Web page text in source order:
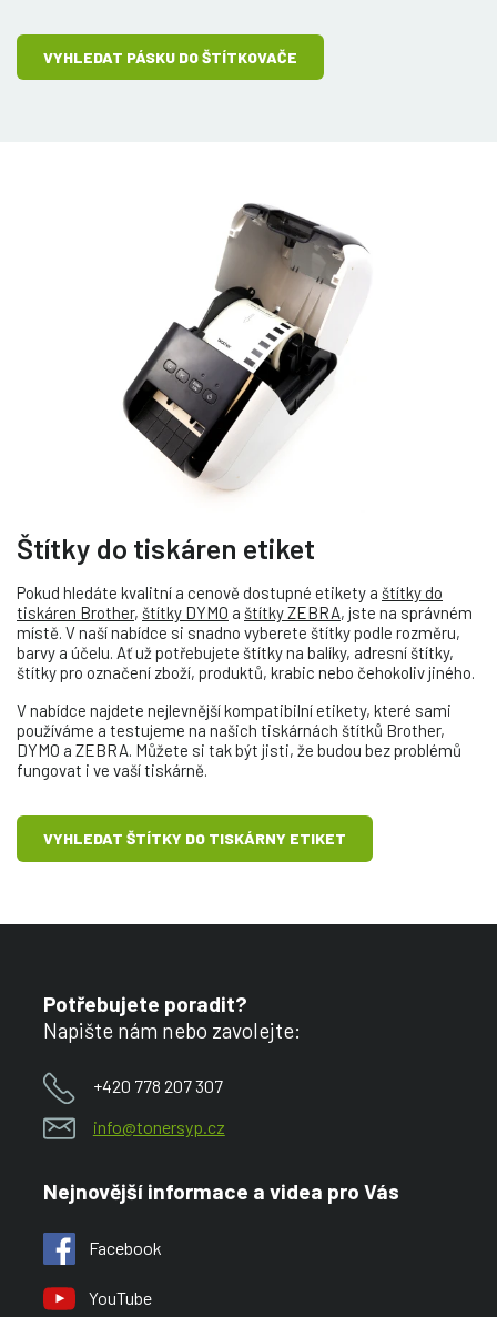
VYHLEDAT PÁSKU DO ŠTÍTKOVAČE
Štítky do tiskáren etiket
Pokud hledáte kvalitní a cenově dostupné etikety a štítky do
tiskáren Brother, štítky DYMO a štítky ZEBRA, jste na správném
místě. V naší nabídce si snadno vyberete štítky podle rozměru,
barvy a účelu. Ať už potřebujete štítky na balíky, adresní štítky,
štítky pro označení zboží, produktů, krabic nebo čehokoliv jiného.
V nabídce najdete nejlevnější kompatibilní etikety, které sami
používáme a testujeme na našich tiskárnách štítků Brother,
DYMO a ZEBRA. Můžete si tak být jisti, že budou bez problémů
fungovat i ve vaší tiskárně.
VYHLEDAT ŠTÍTKY DO TISKÁRNY ETIKET
Potřebujete poradit?
Napište nám nebo zavolejte:
+420 778 207 307
info@tonersyp.cz
Nejnovější informace a videa pro Vás
Facebook
YouTube